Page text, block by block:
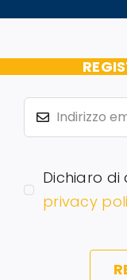
Dichiaro
privacy